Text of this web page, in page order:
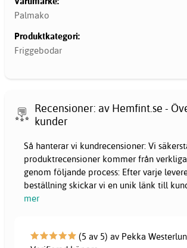
Palmako
Produktkategori:
Friggebodar
Recensioner: av Hemfint.se -
kunder
Så hanterar vi kundrecensioner: Vi
produktrecensioner kommer från
genom följande process: Efter varje
beställning skickar vi en unik länk till
mer
(5 av 5) av Pekka